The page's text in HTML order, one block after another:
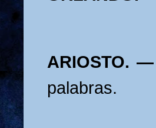
ARIOSTO. —
palabras.